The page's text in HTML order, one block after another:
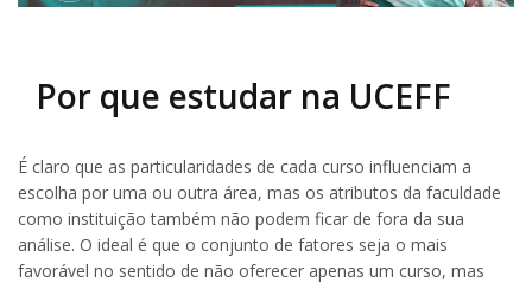
Por que estudar na UCEFF
É claro que as particularidades de cada curso influenciam a
escolha por uma ou outra área, mas os atributos da faculdade
como instituição também não podem ficar de fora da sua
análise. O ideal é que o conjunto de fatores seja o mais
favorável no sentido de não oferecer apenas um curso, mas